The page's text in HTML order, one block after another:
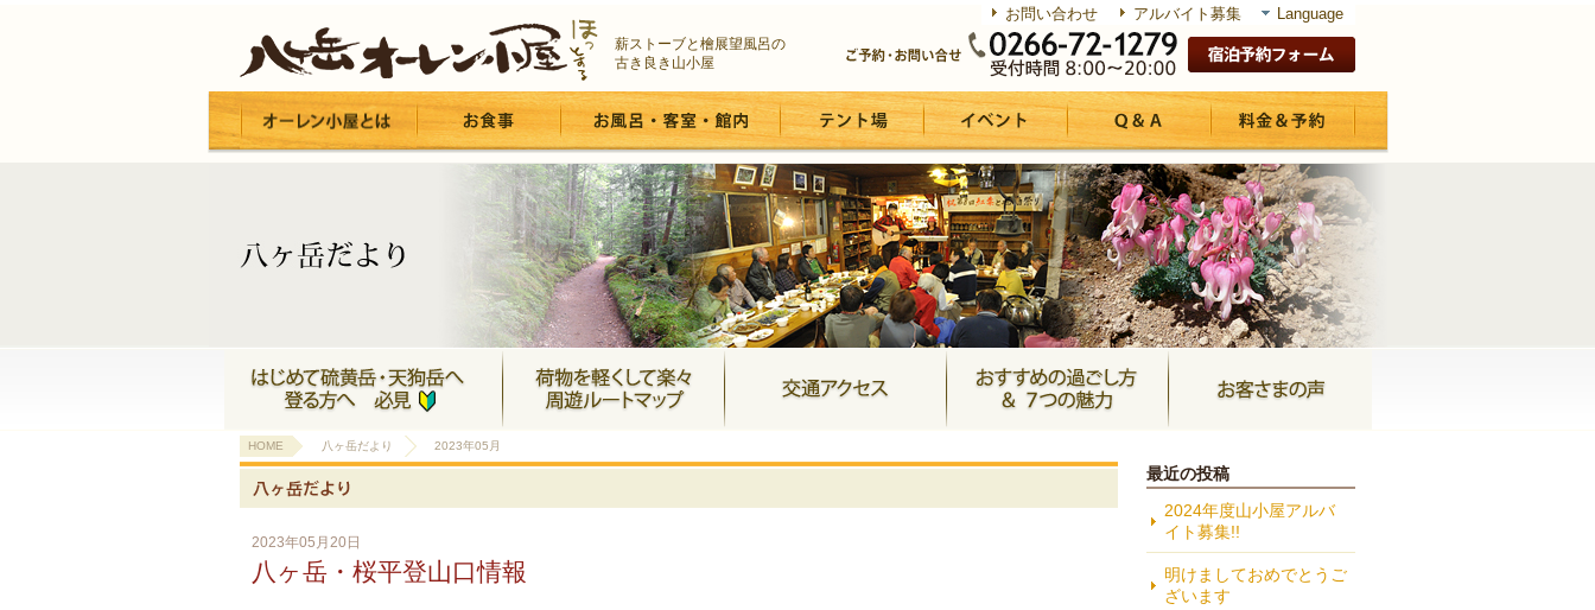
薪ストーブと檜展望風呂の
古き良き山小屋
お問い合わせ アルバイト募集 Language
HOME 八ヶ岳だより 2023年05月
2023年05月20日
八ヶ岳・桜平登山口情報
最近の投稿
2024年度山小屋アルバ
イト募集!!
明けましておめでとうご
ざいます